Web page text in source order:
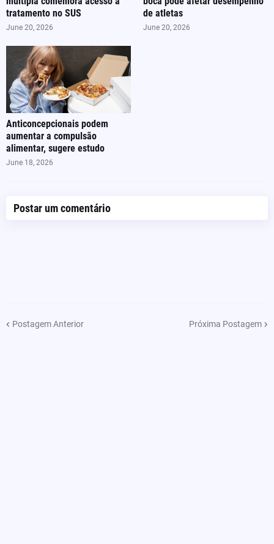
tratamento no SUS
June 20, 2026
de atletas
June 20, 2026
Anticoncepcionais podem
aumentar a compulsão
alimentar, sugere estudo
June 18, 2026
Postar um comentário
Postagem Anterior Próxima Postagem